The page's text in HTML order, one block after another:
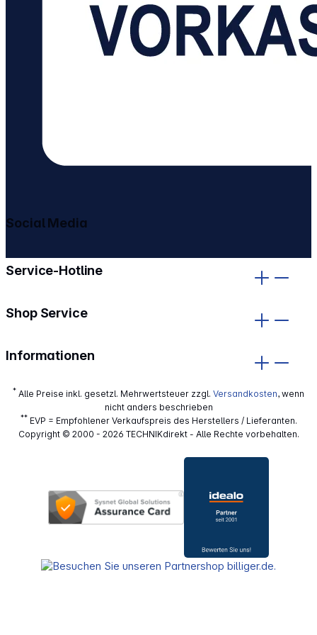
Service-Hotline
Shop Service
Informationen
Social Media
* Alle Preise inkl. gesetzl. Mehrwertsteuer zzgl. Versandkosten, wenn
nicht anders beschrieben
**EVP = Empfohlener Verkaufspreis des Herstellers / Lieferanten.
Copyright © 2000 - 2026 TECHNIKdirekt - Alle Rechte vorbehalten.